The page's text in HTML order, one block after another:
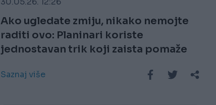
Ako ugledate zmiju, nikako nemojte
raditi ovo: Planinari koriste
jednostavan trik koji zaista pomaže
Saznaj više